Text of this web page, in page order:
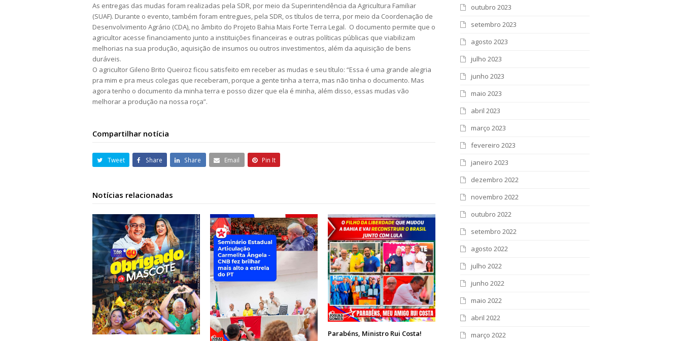
As entregas das mudas foram realizadas pela SDR, por meio da Superintendência da Agricultura Familiar
(SUAF). Durante o evento, também foram entregues, pela SDR, os títulos de terra, por meio da Coordenação de
Desenvolvimento Agrário (CDA), no âmbito do Projeto Bahia Mais Forte Terra Legal. O documento permite que o
agricultor acesse financiamento junto a instituições financeiras e outras políticas públicas que viabilizam
melhorias na sua produção, aquisição de insumos ou outros investimentos, além da aquisição de bens
duráveis.
O agricultor Gileno Brito Queiroz ficou satisfeito em receber as mudas e seu título: “Essa é uma grande alegria
pra mim e pra meus colegas que receberam, porque a gente tinha a terra, mas não tinha o documento. Mas
agora tenho o documento da minha terra e posso dizer que ela é minha, além disso, essas mudas vão
melhorar a produção na nossa roça”.
Compartilhar notícia
Tweet Share Share Email Pin It
Notícias relacionadas
Parabéns, Ministro Rui Costa!
outubro 2023
setembro 2023
agosto 2023
julho 2023
junho 2023
maio 2023
abril 2023
março 2023
fevereiro 2023
janeiro 2023
dezembro 2022
novembro 2022
outubro 2022
setembro 2022
agosto 2022
julho 2022
junho 2022
maio 2022
abril 2022
março 2022